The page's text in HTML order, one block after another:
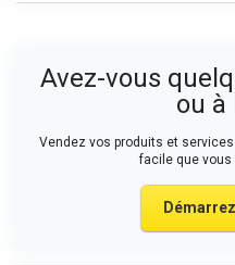
Avez-vous
ou à
Vendez vos produits et services
facile que vous